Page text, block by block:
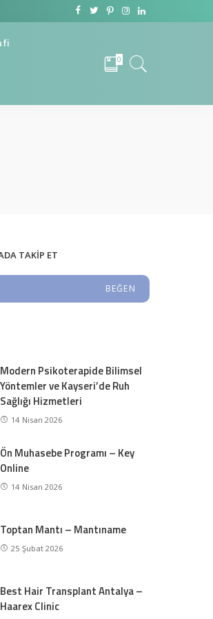
0
TAKIP ET
BEĞEN
Modern Psikoterapide Bilimsel
Yöntemler ve Kayseri’de Ruh
Sağlığı Hizmetleri
14 Nisan 2026
Ön Muhasebe Programı – Key
Online
14 Nisan 2026
Toptan Mantı – Mantıname
25 Şubat 2026
Best Hair Transplant Antalya –
Haarex Clinic